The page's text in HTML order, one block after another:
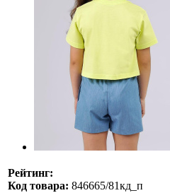
Рейтинг:
Код товара: 846665/81кд_п